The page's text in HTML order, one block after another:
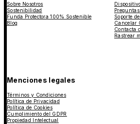
Sobre Nosotros
Sostenibilidad
Funda Protectora 100% Sostenible
Blog
Soporte
Cancelar
Contacta
Rastrear
Menciones legales
Términos y Condiciones
Política de Privacidad
Política de Cookies
Cumplimiento del GDPR
Propiedad Intelectual